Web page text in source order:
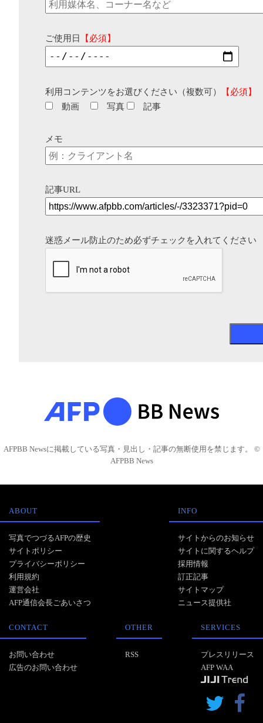
ご使用日 【必須】
利用コンテンツをお選びください（複数可）
【必須】
動画
写真 記事
メモ
記事URL
迷惑メール防止のため必ずチェックを入れてください
AFPBB Newsに掲載している写真・見出し・記事の無断使用を禁じます。 ©
AFPBB News
ABOUT
写真でつづるAFPの歴史
サイトポリシー
プライバシーポリシー
利用規約
運営会社
AFP通信会長ごあいさつ
INFO
サイトからのお知らせ
サイトに関するヘルプ
採用情報
訂正記事
サイトマップ
ニュース提供社
CONTACT
お問い合わせ
広告のお問い合わせ
OTHER
RSS
SERVICES
プレスリリース
AFP WAA